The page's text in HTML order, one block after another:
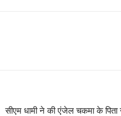
सीएम धामी ने की एंजेल चकमा के पिता